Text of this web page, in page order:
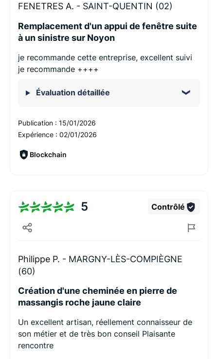
FENETRES A. - SAINT-QUENTIN (02)
Remplacement d'un appui de fenêtre suite
à un sinistre sur Noyon
je recommande cette entreprise, excellent suivi
je recommande ++++
Évaluation détaillée
Publication : 15/01/2026
Expérience : 02/01/2026
Blockchain
5 Contrôlé
Philippe P. - MARGNY-LÈS-COMPIÈGNE
(60)
Création d'une cheminée en pierre de
massangis roche jaune claire
Un excellent artisan, réellement connaisseur de
son métier et de très bon conseil Plaisante
rencontre